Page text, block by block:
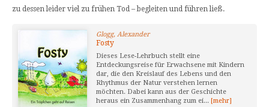
zu dessen leider viel zu frühen Tod – begleiten und führen ließ.
Glogg, Alexander
Fosty
Dieses Lese-Lehrbuch stellt eine
Entdeckungsreise für Erwachsene mit Kindern
dar, die den Kreislauf des Lebens und den
Rhythmus der Natur verstehen lernen
möchten. Dabei kann aus der Geschichte
heraus ein Zusammenhang zum ei... [mehr]